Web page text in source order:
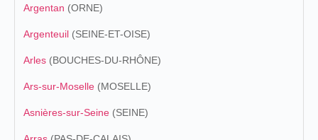
Argentan (ORNE)
Argenteuil (SEINE-ET-OISE)
Arles (BOUCHES-DU-RHÔNE)
Ars-sur-Moselle (MOSELLE)
Asnières-sur-Seine (SEINE)